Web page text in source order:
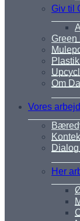
Giv til
Green
Om
Vores
Her